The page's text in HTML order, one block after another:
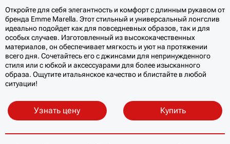
Откройте для себя элегантность и комфорт с длинным рукавом от
бренда Emme Marella. Этот стильный и универсальный лонгслив
идеально подойдет как для повседневных образов, так и для
особых случаев. Изготовленный из высококачественных
материалов, он обеспечивает мягкость и уют на протяжении
всего дня. Сочетайтесь его с джинсами для непринужденного
стиля или с юбкой и аксессуарами для более изысканного
образа. Ощутите итальянское качество и блистайте в любой
ситуации!
Узнать цену Купить